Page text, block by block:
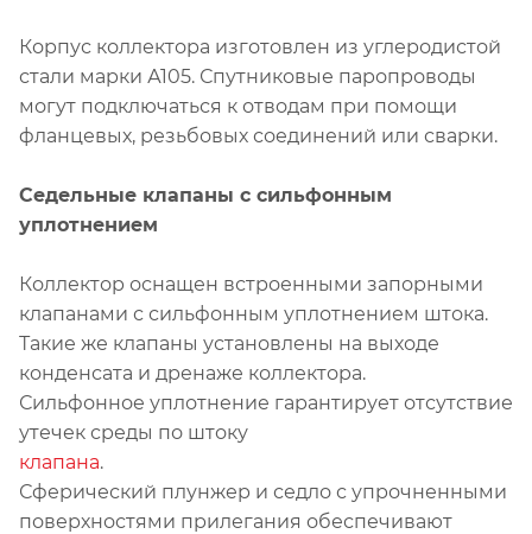
Корпус коллектора изготовлен из углеродистой
стали марки А105. Спутниковые паропроводы
могут подключаться к отводам при помощи
фланцевых, резьбовых соединений или сварки.
Седельные клапаны с сильфонным
уплотнением
Коллектор оснащен встроенными запорными
клапанами с сильфонным уплотнением штока.
Такие же клапаны установлены на выходе
конденсата и дренаже коллектора.
Сильфонное уплотнение гарантирует отсутствие
утечек среды по штоку
клапана.
Сферический плунжер и седло с упрочненными
поверхностями прилегания обеспечивают